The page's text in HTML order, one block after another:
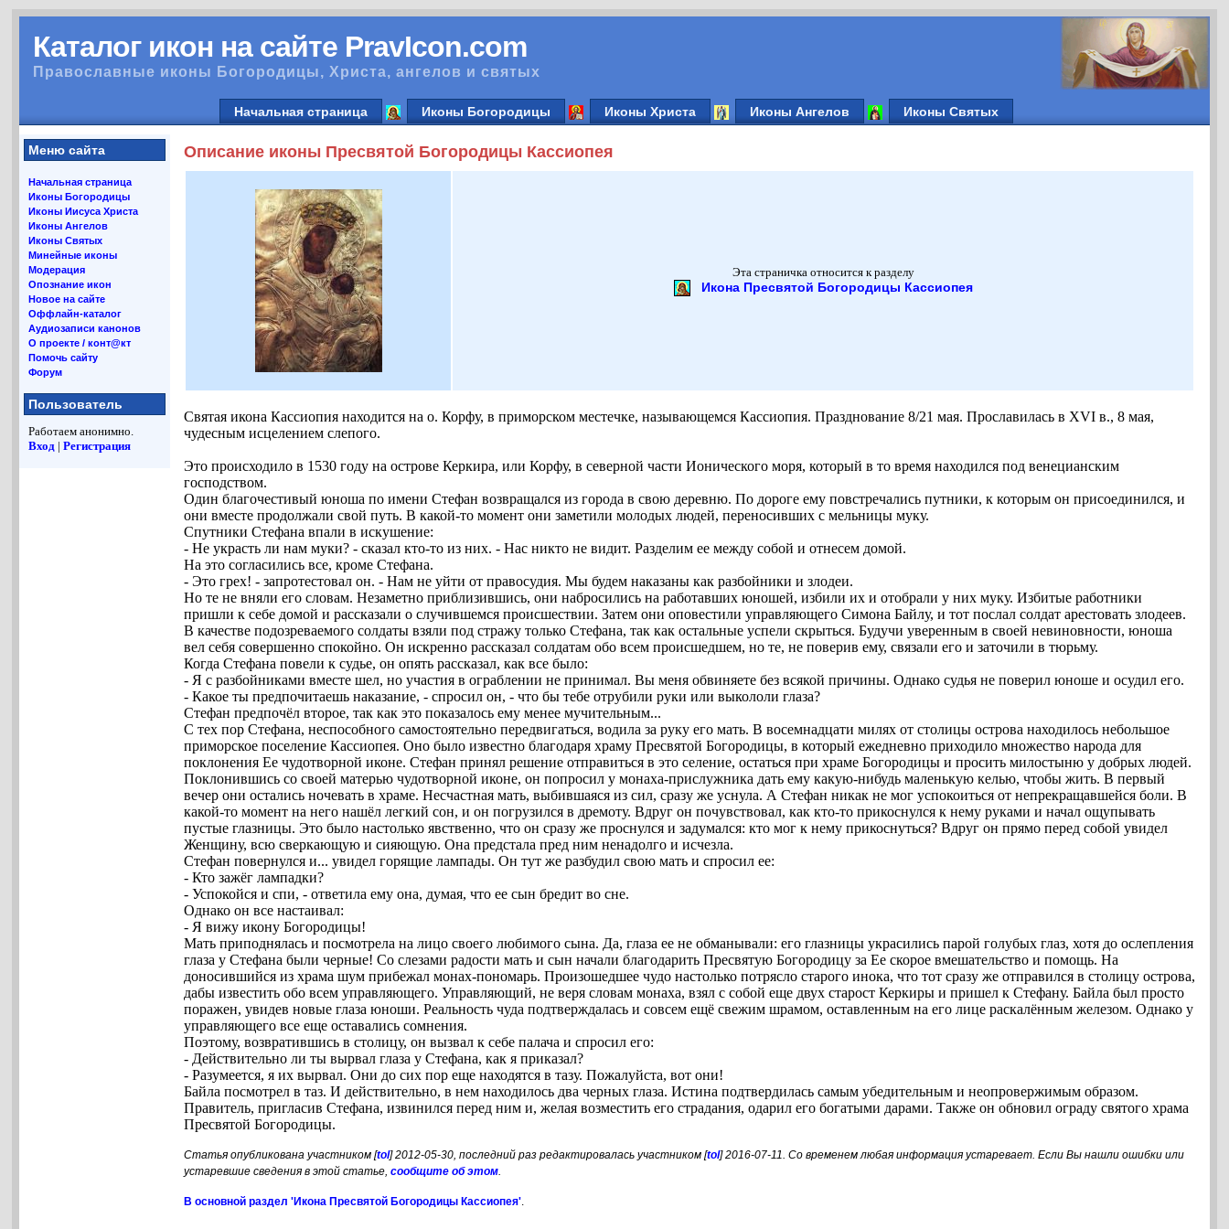
Каталог икон на сайте PravIcon.com
Православные иконы Богородицы, Христа, ангелов и святых
Начальная страница Иконы Богородицы Иконы Христа Иконы Ангелов Иконы Святых
Меню сайта
Начальная страница
Иконы Богородицы
Иконы Иисуса Христа
Иконы Ангелов
Иконы Святых
Минейные иконы
Модерация
Опознание икон
Новое на сайте
Оффлайн-каталог
Аудиозаписи канонов
О проекте / конт@кт
Помочь сайту
Форум
Пользователь
Работаем анонимно.
Вход |Регистрация
Описание иконы Пресвятой Богородицы Кассиопея
Эта страничка относится к разделу
Икона Пресвятой Богородицы Кассиопея
Святая икона Кассиопия находится на о. Корфу, в приморском местечке, называющемся Кассиопия. Празднование 8/21 мая. Прославилась в ХVІ в., 8 мая,
чудесным исцелением слепого.
Это происходило в 1530 году на острове Керкира, или Корфу, в северной части Ионического моря, который в то время находился под венецианским
господством.
Один благочестивый юноша по имени Стефан возвращался из города в свою деревню. По дороге ему повстречались путники, к которым он присоединился, и
они вместе продолжали свой путь. В какой-то момент они заметили молодых людей, переносивших с мельницы муку.
Спутники Стефана впали в искушение:
- Не украсть ли нам муки? - сказал кто-то из них. - Нас никто не видит. Разделим ее между собой и отнесем домой.
На это согласились все, кроме Стефана.
- Это грех! - запротестовал он. - Нам не уйти от правосудия. Мы будем наказаны как разбойники и злодеи.
Но те не вняли его словам. Незаметно приблизившись, они набросились на работавших юношей, избили их и отобрали у них муку. Избитые работники
пришли к себе домой и рассказали о случившемся происшествии. Затем они оповестили управляющего Симона Байлу, и тот послал солдат арестовать злодеев.
В качестве подозреваемого солдаты взяли под стражу только Стефана, так как остальные успели скрыться. Будучи уверенным в своей невиновности, юноша
вел себя совершенно спокойно. Он искренно рассказал солдатам обо всем происшедшем, но те, не поверив ему, связали его и заточили в тюрьму.
Когда Стефана повели к судье, он опять рассказал, как все было:
- Я с разбойниками вместе шел, но участия в ограблении не принимал. Вы меня обвиняете без всякой причины. Однако судья не поверил юноше и осудил его.
- Какое ты предпочитаешь наказание, - спросил он, - что бы тебе отрубили руки или выкололи глаза?
Стефан предпочёл второе, так как это показалось ему менее мучительным...
С тех пор Стефана, неспособного самостоятельно передвигаться, водила за руку его мать. В восемнадцати милях от столицы острова находилось небольшое
приморское поселение Кассиопея. Оно было известно благодаря храму Пресвятой Богородицы, в который ежедневно приходило множество народа для
поклонения Ее чудотворной иконе. Стефан принял решение отправиться в это селение, остаться при храме Богородицы и просить милостыню у добрых людей.
Поклонившись со своей матерью чудотворной иконе, он попросил у монаха-прислужника дать ему какую-нибудь маленькую келью, чтобы жить. В первый
вечер они остались ночевать в храме. Несчастная мать, выбившаяся из сил, сразу же уснула. А Стефан никак не мог успокоиться от непрекращавшейся боли. В
какой-то момент на него нашёл легкий сон, и он погрузился в дремоту. Вдруг он почувствовал, как кто-то прикоснулся к нему руками и начал ощупывать
пустые глазницы. Это было настолько явственно, что он сразу же проснулся и задумался: кто мог к нему прикоснуться? Вдруг он прямо перед собой увидел
Женщину, всю сверкающую и сияющую. Она предстала пред ним ненадолго и исчезла.
Стефан повернулся и... увидел горящие лампады. Он тут же разбудил свою мать и спросил ее:
- Кто зажёг лампадки?
- Успокойся и спи, - ответила ему она, думая, что ее сын бредит во сне.
Однако он все настаивал:
- Я вижу икону Богородицы!
Мать приподнялась и посмотрела на лицо своего любимого сына. Да, глаза ее не обманывали: его глазницы украсились парой голубых глаз, хотя до ослепления
глаза у Стефана были черные! Со слезами радости мать и сын начали благодарить Пресвятую Богородицу за Ее скорое вмешательство и помощь. На
доносившийся из храма шум прибежал монах-пономарь. Произошедшее чудо настолько потрясло старого инока, что тот сразу же отправился в столицу острова,
дабы известить обо всем управляющего. Управляющий, не веря словам монаха, взял с собой еще двух старост Керкиры и пришел к Стефану. Байла был просто
поражен, увидев новые глаза юноши. Реальность чуда подтверждалась и совсем ещё свежим шрамом, оставленным на его лице раскалённым железом. Однако у
управляющего все еще оставались сомнения.
Поэтому, возвратившись в столицу, он вызвал к себе палача и спросил его:
- Действительно ли ты вырвал глаза у Стефана, как я приказал?
- Разумеется, я их вырвал. Они до сих пор еще находятся в тазу. Пожалуйста, вот они!
Байла посмотрел в таз. И действительно, в нем находилось два черных глаза. Истина подтвердилась самым убедительным и неопровержимым образом.
Правитель, пригласив Стефана, извинился перед ним и, желая возместить его страдания, одарил его богатыми дарами. Также он обновил ограду святого храма
Пресвятой Богородицы.
Статья опубликована участником [tol] 2012-05-30, последний раз редактировалась участником [tol] 2016-07-11. Со временем любая информация устаревает. Если Вы нашли ошибки или
устаревшие сведения в этой статье,сообщите об этом.
В основной раздел 'Икона Пресвятой Богородицы Кассиопея'.